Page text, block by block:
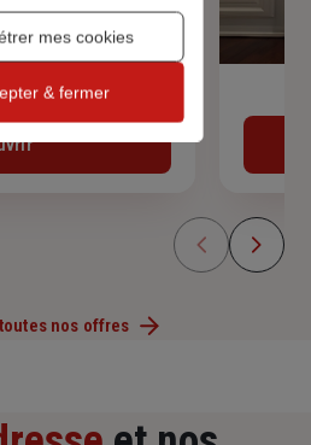
immobilier
nos offres
mes cookies
& fermer